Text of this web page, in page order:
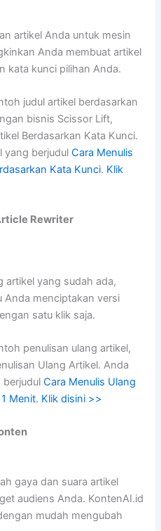
artikel Anda untuk mesin
Anda membuat artikel
kata kunci pilihan Anda.
judul artikel berdasarkan
bisnis Scissor Lift,
Berdasarkan Kata Kunci.
yang berjudulCara Menulis
Kata Kunci. Klik
Rewriter
artikel yang sudah ada,
Anda menciptakan versi
satu klik saja.
penulisan ulang artikel,
Ulang Artikel. Anda
berjudulCara Menulis Ulang
Menit. Klik disini >>
gaya dan suara artikel
audiens Anda. KontenAI.id
mudah mengubah